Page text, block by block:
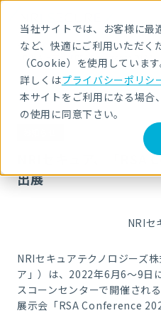
当社サイトでは、お客様に最
など、快適にご利用いただく
（Cookie）を使用しています
詳しくはプライバシーポリシ
本サイトをご利用になる場合
の使用に同意下さい。
HOME
ニュース・トピックス
NRIセキュア、「RSA Conference 2022」
NRIセキュア、「
出展
NRIセ
NRIセキュアテクノロジーズ
ア」）は、 2022年6月6～9日
スコーンセンターで開催される
展示会 「RSA Conference